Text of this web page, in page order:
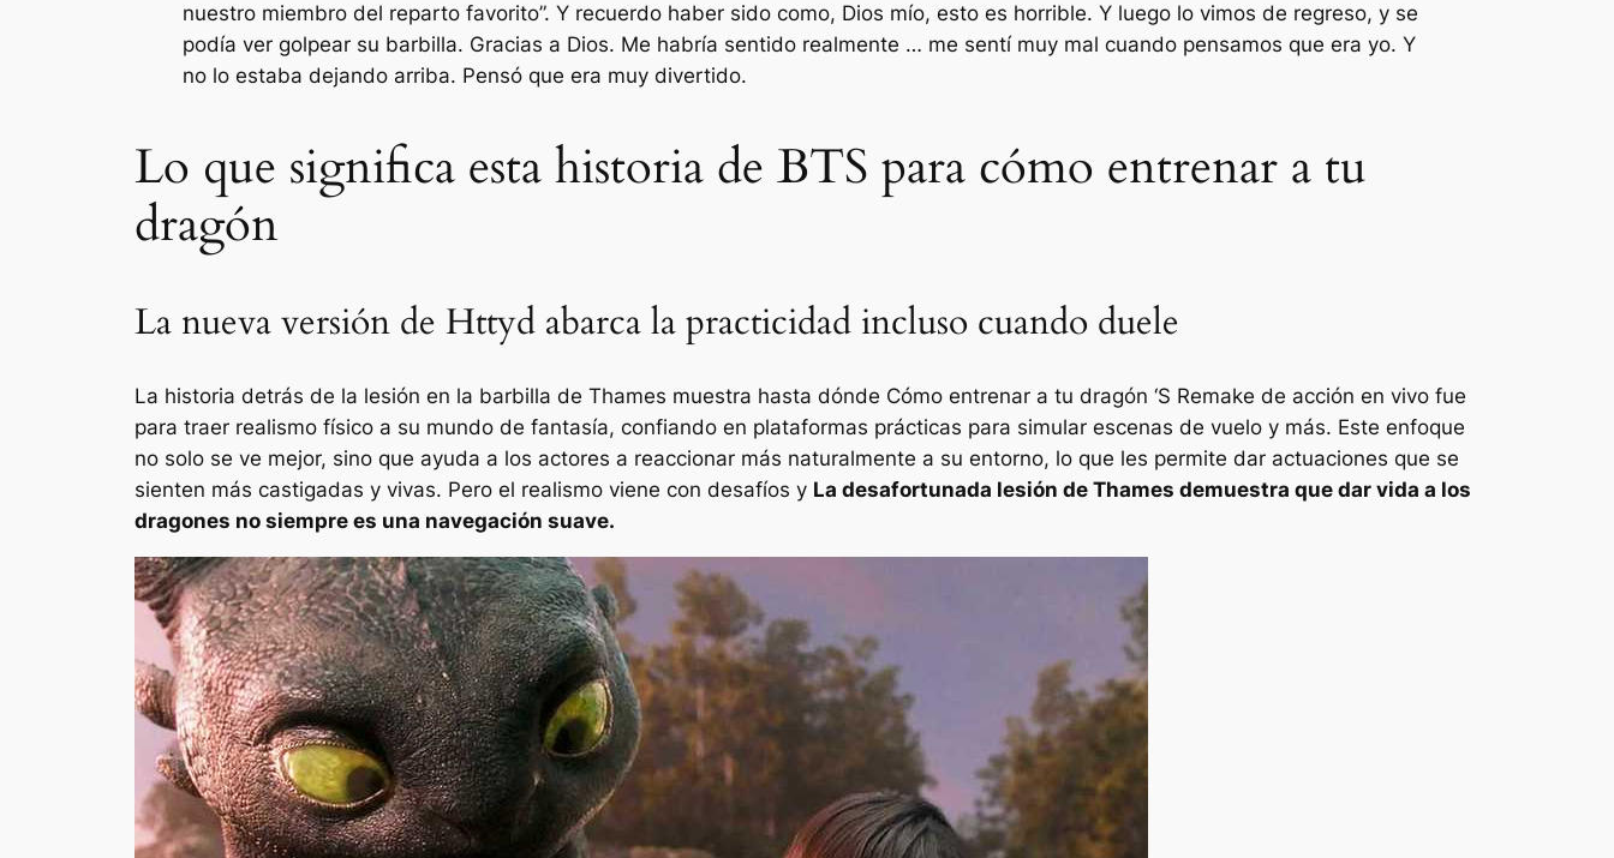
nuestro miembro del reparto favorito”. Y recuerdo haber sido como, Dios mío, esto es horrible. Y luego lo vimos de regreso, y se
podía ver golpear su barbilla. Gracias a Dios. Me habría sentido realmente … me sentí muy mal cuando pensamos que era yo. Y
no lo estaba dejando arriba. Pensó que era muy divertido.
Lo que significa esta historia de BTS para cómo entrenar a tu
dragón
La nueva versión de Httyd abarca la practicidad incluso cuando duele
La historia detrás de la lesión en la barbilla de Thames muestra hasta dónde Cómo entrenar a tu dragón ‘S Remake de acción en vivo fue
para traer realismo físico a su mundo de fantasía, confiando en plataformas prácticas para simular escenas de vuelo y más. Este enfoque
no solo se ve mejor, sino que ayuda a los actores a reaccionar más naturalmente a su entorno, lo que les permite dar actuaciones que se
sienten más castigadas y vivas. Pero el realismo viene con desafíos y La desafortunada lesión de Thames demuestra que dar vida a los
dragones no siempre es una navegación suave.